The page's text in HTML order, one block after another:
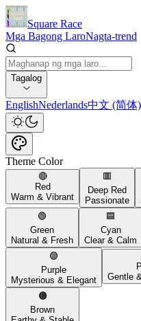
Square Race
Mga Bagong LaroNagta-trend
Tagalog
EnglishNederlands中文 (简体)
Theme Color
🔴
Red
Warm & Vibrant
🟥
Deep Red
Passionate
🟢
Green
Natural & Fresh
🟦
Cyan
Clear & Calm
🟣
Purple
Mysterious & Elegant
Gentle
🟤
Brown